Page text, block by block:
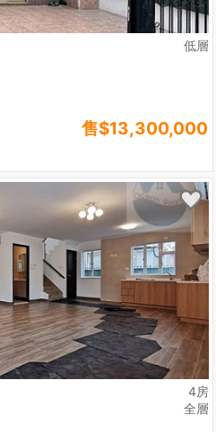
低層
售$13,300,000
4房
全層